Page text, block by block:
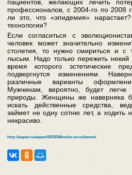
пациентов, желающих лечить
профессионалов, с 2004-го по 2008
ли это, что «эпидемия»
технологии?
Если согласиться с
человек может значительно
столетия, то нужно смириться и с
лысым. Надо только пережить
время которого эстетические
подвергнутся изменениям.
различные варианты
Мужчинам, вероятно, будет легче
природы. Женщины же наверняка
искать действенные средства,
займет не одну сотню лет, а ходить
некрасиво.
http://expert.ru/expert/2013/34/borba-za-rudiment/